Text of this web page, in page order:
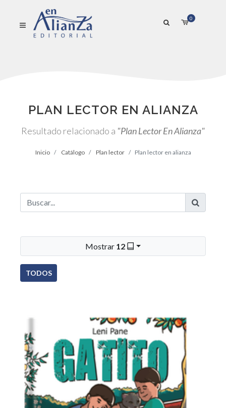
0
PLAN LECTOR EN ALIANZA
Resultado relacionado a "Plan Lector En Alianza"
Inicio Catálogo Plan lector Plan lector en alianza
Mostrar 12
TODOS